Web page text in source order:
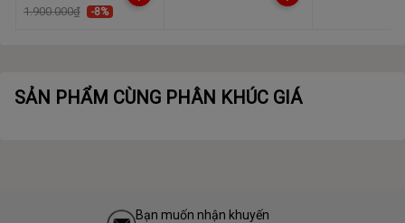
1.900.000₫ -8%
SẢN PHẨM CÙNG PHÂN KHÚC GIÁ
Bạn muốn nhận khuyến